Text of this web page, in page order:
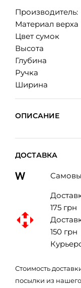
Производитель:
Материал верха
Цвет сумок
Высота
Глубина
Ручка
Ширина
ОПИСАНИЕ
ДОСТАВКА
175 грн
150 грн
Стоимость
посылки из